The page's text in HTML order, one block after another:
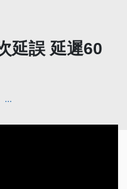
延誤 延遲60
...